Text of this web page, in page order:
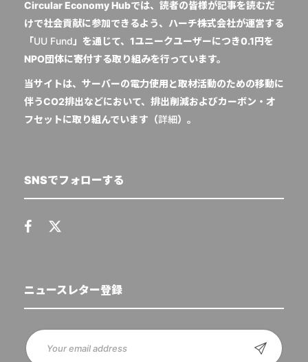
Circular Economy Hubでは、読者の皆様が記事を読むだ
けで社会貢献に参加できるよう、ハーチ株式会社が運営する
「UU Fund 」を通じて、1ユニークユーザーにつき0.1円を
NPO団体に寄付する取り組みを行っています。
当サイトは、サーバーの電力使用と取材活動のための移動に
伴うCO2排出などにおいて、排出削減およびカーボン・オ
フセットに取り組んでいます（詳細）。
SNSでフォローする
ニュースレター登録